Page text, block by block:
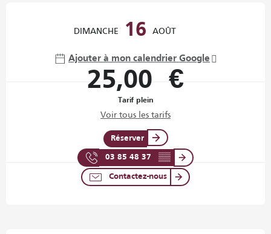
DIMANCHE 16 AOÛT
Ajouter à mon calendrier Google
25,00 €
Tarif plein
Voir tous les tarifs
Réserver
03 85 48 37 ▒▒
Contactez-nous